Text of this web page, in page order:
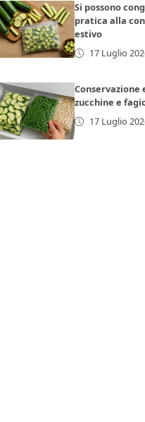
Si possono
pratica alla
estivo
17 Luglio
zucchine e
17 Luglio